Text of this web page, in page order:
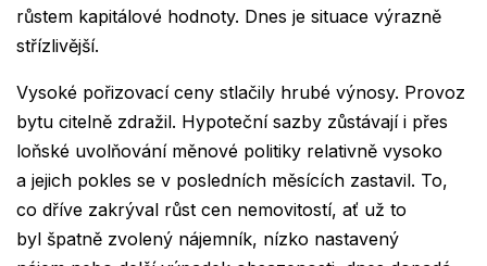
růstem kapitálové hodnoty. Dnes je situace výrazně
střízlivější.
Vysoké pořizovací ceny stlačily hrubé výnosy. Provoz
bytu citelně zdražil. Hypoteční sazby zůstávají i přes
loňské uvolňování měnové politiky relativně vysoko
a jejich pokles se v posledních měsících zastavil. To,
co dříve zakrýval růst cen nemovitostí, ať už to
byl špatně zvolený nájemník, nízko nastavený